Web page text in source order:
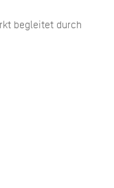
begleitet durch